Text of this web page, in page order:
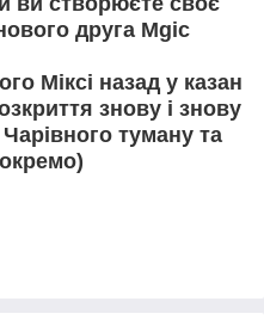
друга Mgic
Міксі назад у казан
знову і знову
туману та